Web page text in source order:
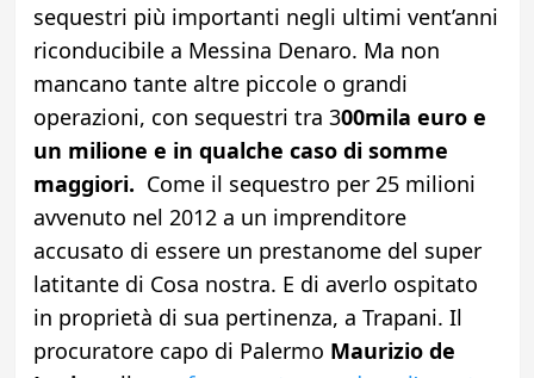
sequestri più importanti negli ultimi vent’anni
riconducibile a Messina Denaro. Ma non
mancano tante altre piccole o grandi
operazioni, con sequestri tra 300mila euro e
un milione e in qualche caso di somme
maggiori. Come il sequestro per 25 milioni
avvenuto nel 2012 a un imprenditore
accusato di essere un prestanome del super
latitante di Cosa nostra. E di averlo ospitato
in proprietà di sua pertinenza, a Trapani. Il
procuratore capo di Palermo Maurizio de